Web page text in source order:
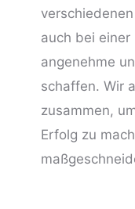
auch bei einer
angenehme
schaffen. Wir
zusammen,
Erfolg zu